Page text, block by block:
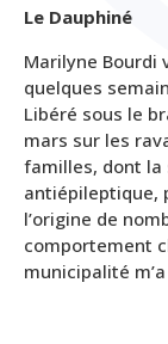
Le Dauphiné
Marilyne Bourdi
quelques
Libéré sous le
mars sur les
familles, dont la
antiépileptique,
l’origine de
comportement
municipalité